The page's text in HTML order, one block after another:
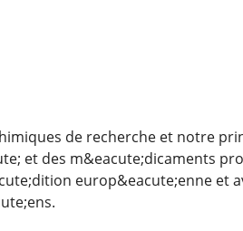
de recherche et notre
et des m&eacute;dicaments
europ&eacute;enne et